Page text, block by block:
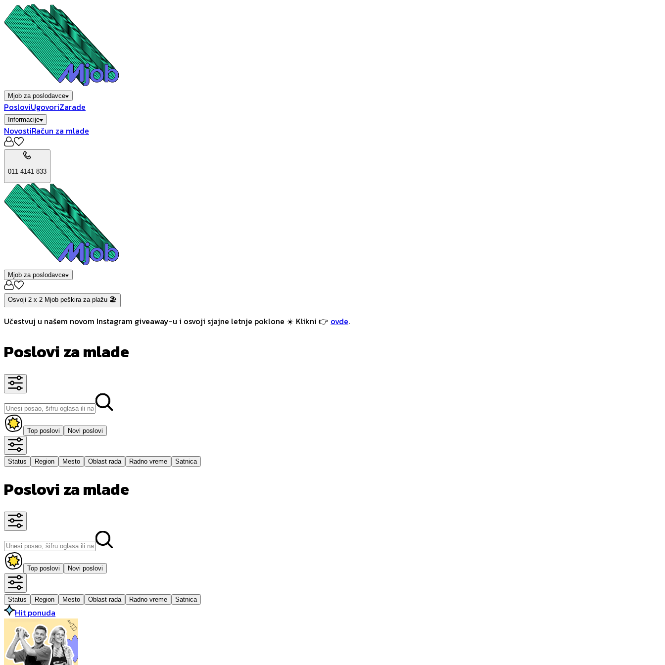
Mjob za poslodavce
PosloviUgovoriZarade
Informacije
NovostiRačun za mlade
011 4141 833
Mjob za poslodavce
Osvoji 2 x 2 Mjob peškira za plažu 🏖️
Učestvuj u našem novom Instagram giveaway-u i osvoji sjajne letnje poklone ☀️ Klikni 👉 ovde.
Poslovi za mlade
Top poslovi Novi poslovi
Status Region Mesto Oblast rada Radno vreme Satnica
Poslovi za mlade
Top poslovi Novi poslovi
Status Region Mesto Oblast rada Radno vreme Satnica
Hit ponuda